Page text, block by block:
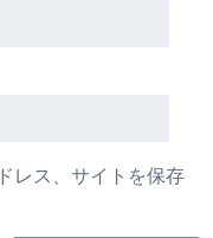
レス、サイトを保存